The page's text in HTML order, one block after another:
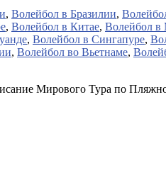
, Волейбол в Бразилии,
, Волейбол в Китае, Волейбол в
, Волейбол в Сингапуре,
, Волейбол во Вьетнаме,
Мирового Тура по